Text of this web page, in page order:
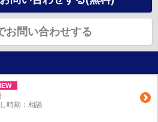
お問い合わせする
時期：相談